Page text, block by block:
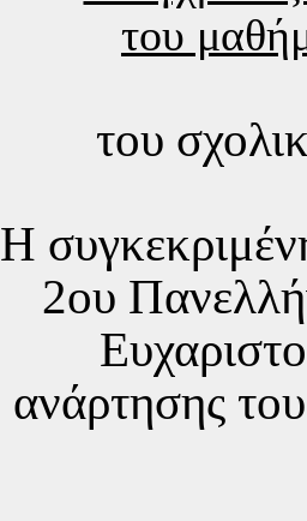
του
του
Η
2oυ
ανάρτησης